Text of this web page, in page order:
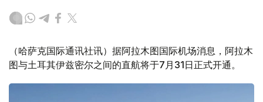
（哈萨克国际通讯社讯）据阿拉木图国际机场消息，阿拉木
图与土耳其伊兹密尔之间的直航将于7月31日正式开通。